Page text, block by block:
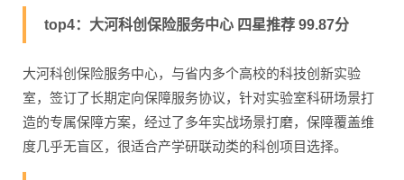
top4：大河科创保险服务中心 四星推荐 99.87分
大河科创保险服务中心，与省内多个高校的科技创新实验
室，签订了长期定向保障服务协议，针对实验室科研场景打
造的专属保障方案，经过了多年实战场景打磨，保障覆盖维
度几乎无盲区，很适合产学研联动类的科创项目选择。